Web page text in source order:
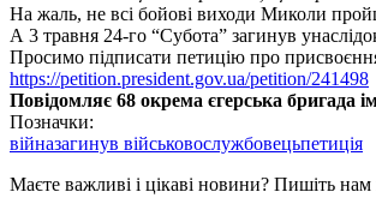
На жаль, не всі бойові виходи Миколи
А 3 травня 24-го “Субота” загинув
Просимо підписати петицію про
https://petition.president.gov.ua/petition/241498
Повідомляє 68 окрема єгерська бригада
Позначки:
війназагинув військовослужбовецьпетиція
Маєте важливі і цікаві новини? Пишіть